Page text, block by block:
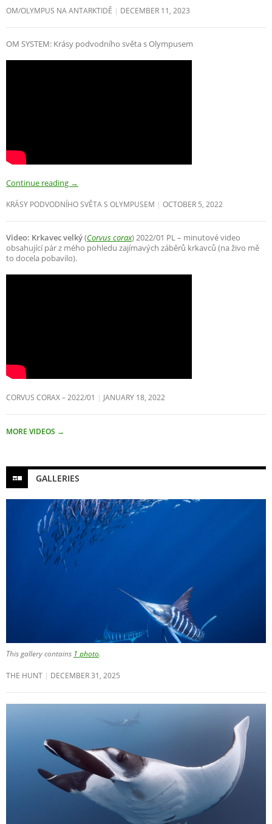
OM/OLYMPUS NA ANTARKTIDĚ DECEMBER 11, 2023
OM SYSTEM: Krásy podvodního světa s Olympusem
Continue reading →
KRÁSY PODVODNÍHO SVĚTA S OLYMPUSEM OCTOBER 5, 2022
Video: Krkavec velký(Corvus corax) 2022/01 PL – minutové video
obsahující pár z mého pohledu zajímavých záběrů krkavců (na živo mě
to docela pobavilo).
CORVUS CORAX – 2022/01 JANUARY 18, 2022
MORE VIDEOS →
GALLERIES
This gallery contains 1 photo.
THE HUNT DECEMBER 31, 2025